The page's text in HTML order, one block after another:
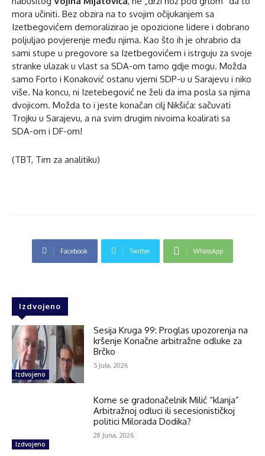
mora učiniti. Bez obzira na to svojim očijukanjem sa
Izetbegovićem demoralizirao je opozicione lidere i dobrano
poljuljao povjerenje među njima. Kao što ih je ohrabrio da
sami stupe u pregovore sa Izetbegovićem i istrguju za svoje
stranke ulazak u vlast sa SDA-om tamo gdje mogu. Možda
samo Forto i Konaković ostanu vjerni SDP-u u Sarajevu i niko
više. Na koncu, ni Izetebegović ne želi da ima posla sa njima
dvojicom. Možda to i jeste konačan cilj Nikšića: sačuvati
Trojku u Sarajevu, a na svim drugim nivoima koalirati sa
SDA-om i DF-om!
(TBT, Tim za analitiku)
Facebook Twitter WhatsApp
Izdvojeno
Izdvojeno
Sesija Kruga 99: Proglas upozorenja na
kršenje Konačne arbitražne odluke za
Brčko
5 Jula, 2026
Izdvojeno
Kome se gradonačelnik Milić “klanja”
Arbitražnoj odluci ili secesionističkoj
politici Milorada Dodika?
28 Juna, 2026